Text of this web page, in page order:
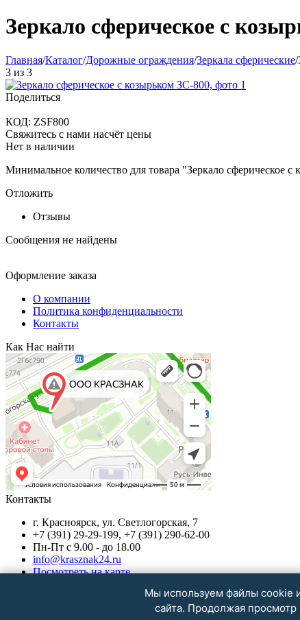
Зеркало сферическое с
Главная/Каталог/Дорожные ограждения/Зеркала сферические/
3 из 3
Поделиться
КОД: ZSF800
Свяжитесь с нами насчёт цены
Нет в наличии
Минимальное количество для товара "Зеркало сферическое с
Отложить
Отзывы
Сообщения не найдены
Оформление заказа
О компании
Политика конфиденциальности
Контакты
Как Нас найти
Контакты
г. Красноярск, ул. Светлогорская, 7
+7 (391) 29-29-199, +7 (391) 290-62-00
Пн-Пт с 9.00 - до 18.00
info@krasznak24.ru
Посмотреть на карте
Мы используем файлы cookie
сайта. Продолжая просмотр